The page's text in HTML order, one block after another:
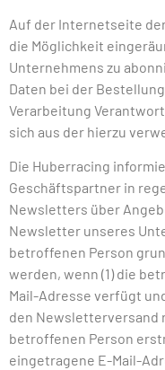
Auf der Internetseite
die Möglichkeit
Unternehmens zu
Daten bei der
Verarbeitung
sich aus der hierzu
Die Huberracing
Geschäftspartner in
Newsletters über
Newsletter unseres
betroffenen Person
werden, wenn (1) die
Mail-Adresse verfügt
den Newsletterversand
betroffenen Person
eingetragene E-Mail-